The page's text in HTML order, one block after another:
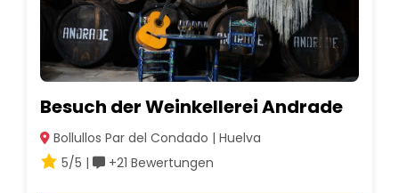
Besuch der Weinkellerei Andrade
Bollullos Par del Condado | Huelva
5/5 |
+21 Bewertungen